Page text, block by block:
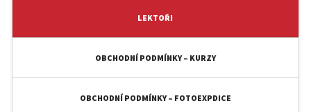
LEKTOŘI
OBCHODNÍ PODMÍNKY – KURZY
OBCHODNÍ PODMÍNKY – FOTOEXPDICE